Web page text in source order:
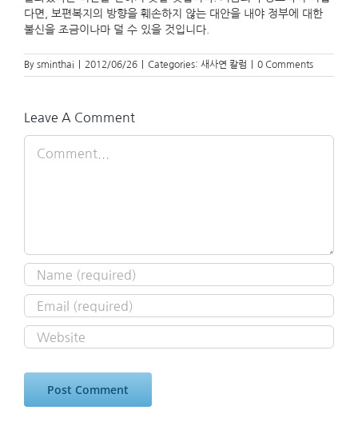
다면, 보편복지의 방향을 훼손하지 않는 대안을 내야 정부에 대한
불신을 조금이나마 덜 수 있을 것입니다.
By sminthai 2012/06/26 Categories: 새사연 칼럼 0 Comments
Leave A Comment